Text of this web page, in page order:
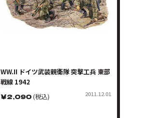
WW.II ドイツ武装親衛隊 突撃工兵 東部
戦線 1942
￥2,090(税込) 2011.12.01